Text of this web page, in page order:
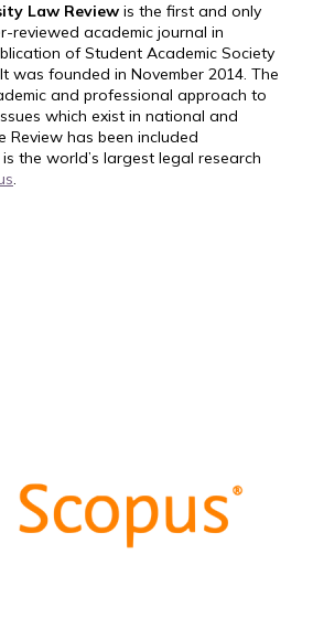
Law Review is the first and only
reviewed academic journal in
of Student Academic Society
was founded in November 2014. The
and professional approach to
which exist in national and
Review has been included
the world’s largest legal research
.